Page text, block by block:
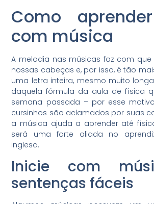
Como
com música
A melodia nas músicas faz com
nossas cabeças e, por isso, é tão
uma letra inteira, mesmo muito
daquela fórmula da aula de física
semana passada – por esse
cursinhos são aclamados por suas
a música ajuda a aprender até
será uma forte aliada no
inglesa.
Inicie com
sentenças fáceis